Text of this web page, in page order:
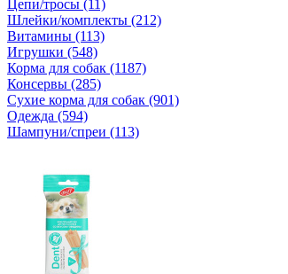
Цепи/тросы (11)
Шлейки/комплекты (212)
Витамины (113)
Игрушки (548)
Корма для собак (1187)
Консервы (285)
Сухие корма для собак (901)
Одежда (594)
Шампуни/спреи (113)